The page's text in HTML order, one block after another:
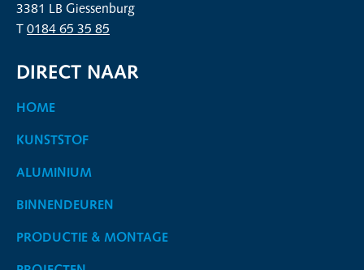
3381 LB Giessenburg
T 0184 65 35 85
DIRECT NAAR
HOME
KUNSTSTOF
ALUMINIUM
BINNENDEUREN
PRODUCTIE & MONTAGE